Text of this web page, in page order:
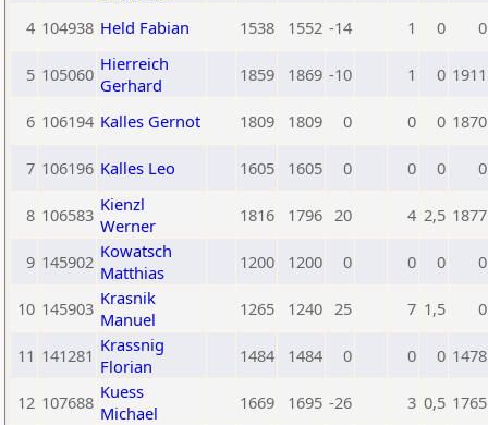
4 104938 Held Fabian 1538 1552 -14 1 0 0
5 105060 Hierreich
Gerhard
1859 1869 -10 1 0 1911
6 106194 Kalles Gernot 1809 1809 0 0 0 1870
7 106196 Kalles Leo 1605 1605 0 0 0 0
8 106583 Kienzl
Werner
1816 1796 20 4 2,5 1877
9 145902 Kowatsch
Matthias
1200 1200 0 0 0 0
10 145903 Krasnik
Manuel
1265 1240 25 7 1,5 0
11 141281 Krassnig
Florian
1484 1484 0 0 0 1478
12 107688 Kuess
Michael
1669 1695 -26 3 0,5 1765